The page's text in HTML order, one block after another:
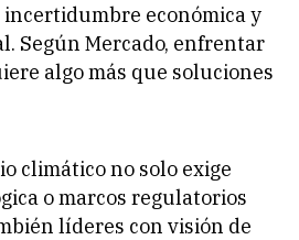
económica y
Según Mercado, enfrentar
algo más que soluciones
climático no solo exige
o marcos regulatorios
líderes con visión de